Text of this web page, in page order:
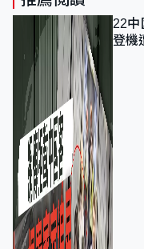
22
登機